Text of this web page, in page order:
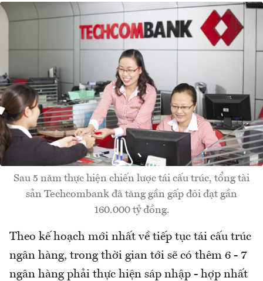
Sau 5 năm thực hiện chiến lược tái cấu trúc, tổng tài
sản Techcombank đã tăng gần gấp đôi đạt gần
160.000 tỷ đồng.
Theo kế hoạch mới nhất về tiếp tục tái cấu trúc
ngân hàng, trong thời gian tới sẽ có thêm 6 - 7
ngân hàng phải thực hiện sáp nhập - hợp nhất